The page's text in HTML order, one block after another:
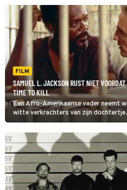
FILM
SAMUEL L. JACKSON RUST NIET
TIME TO KILL
Een Afro-Amerikaanse vader neemt
witte verkrachters van zijn
in A Time to Kill zijn verdediging.